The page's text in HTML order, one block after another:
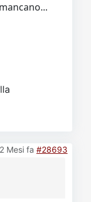
Mesi fa #28693